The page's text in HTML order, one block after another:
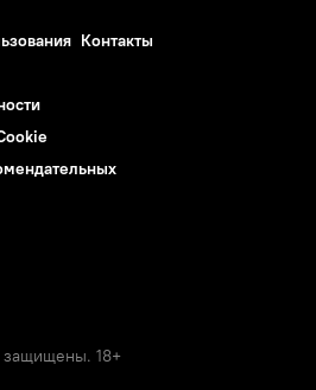
Контакты
18+